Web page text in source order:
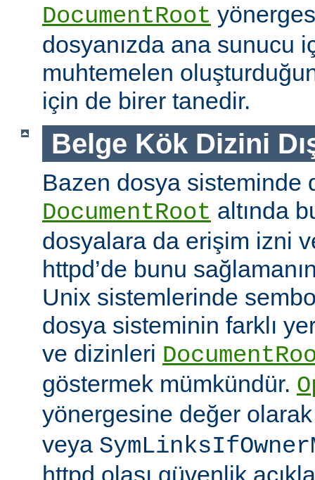
DocumentRoot
dosyanızda ana sunucu
muhtemelen
için de birer tanedir.
Belge Kök Dizini
Bazen dosya sisteminde
DocumentRoot altında
dosyalara da erişim izni
httpd’de bunu
Unix sistemlerinde
dosya sisteminin farklı
ve dizinleri
göstermek mümkündür.
yönergesine değer
veya